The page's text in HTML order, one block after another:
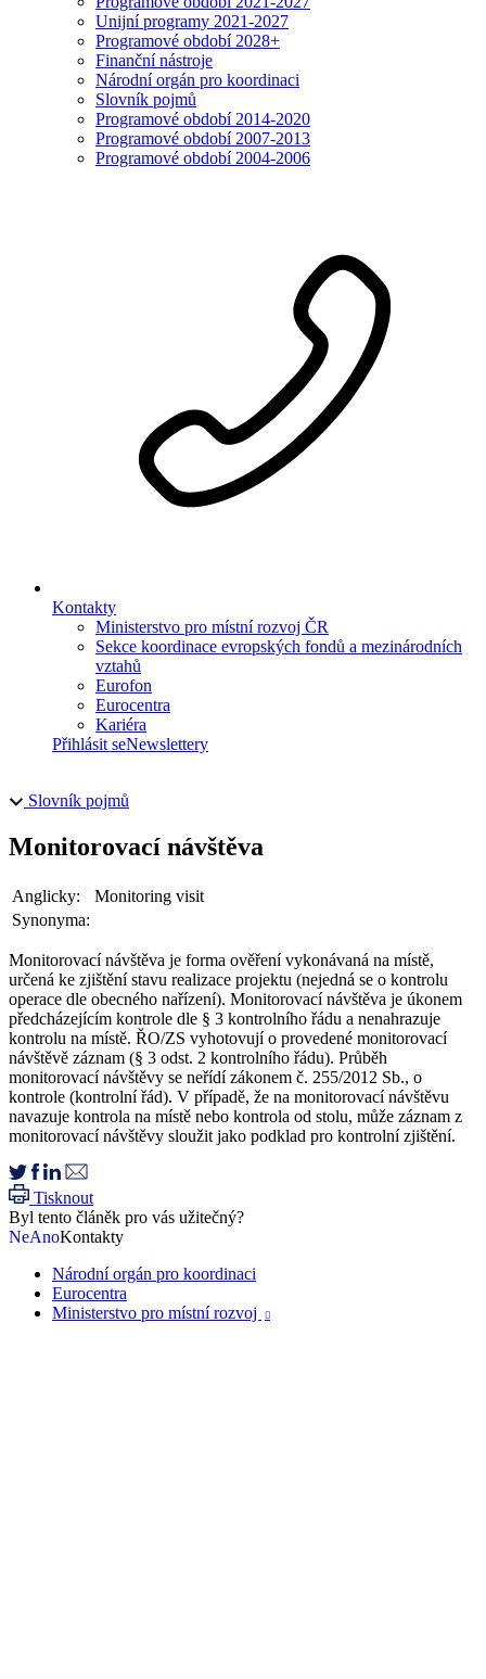
Unijní programy 2021-2027
Programové období 2028+
Finanční nástroje
Národní orgán pro koordinaci
Slovník pojmů
Programové období 2014-2020
Programové období 2007-2013
Programové období 2004-2006
Kontakty
Ministerstvo pro místní rozvoj ČR
Sekce koordinace evropských fondů a mezinárodních
vztahů
Eurofon
Eurocentra
Kariéra
Přihlásit seNewslettery
Slovník pojmů
Monitorovací návštěva
Anglicky:
Monitoring visit
Synonyma:
Monitorovací návštěva je forma ověření vykonávaná na místě,
určená ke zjištění stavu realizace projektu (nejedná se o kontrolu
operace dle obecného nařízení). Monitorovací návštěva je úkonem
předcházejícím kontrole dle § 3 kontrolního řádu a nenahrazuje
kontrolu na místě. ŘO/ZS vyhotovují o provedené monitorovací
návštěvě záznam (§ 3 odst. 2 kontrolního řádu). Průběh
monitorovací návštěvy se neřídí zákonem č. 255/2012 Sb., o
kontrole (kontrolní řád). V případě, že na monitorovací návštěvu
navazuje kontrola na místě nebo kontrola od stolu, může záznam z
monitorovací návštěvy sloužit jako podklad pro kontrolní zjištění.
Tisknout
Byl tento článěk pro vás užitečný?
NeAnoKontakty
Národní orgán pro koordinaci
Eurocentra
Ministerstvo pro místní rozvoj
